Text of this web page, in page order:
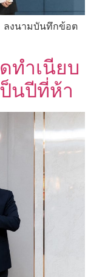
ลงนามบันทึกข้อต
ทำเนียบ
นปีที่ห้า